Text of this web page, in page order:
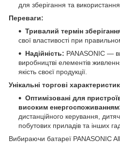
для зберігання та використання.
Переваги:
Тривалий термін
свої властивості при
Надійність: PANASONIC —
виробництві елементів
якість своєї продукції.
Унікальні торгові
Оптимізовані для
високим
дистанційного керування,
побутових приладів та інших
Вибираючи батареї PANASONIC